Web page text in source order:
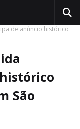
de anúncio histórico
São